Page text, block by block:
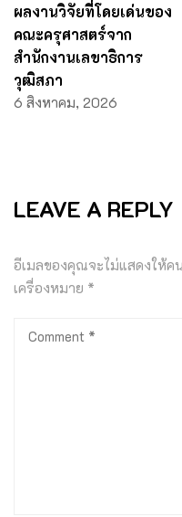
ผลงานวิจัยที่โดยเด่นของ
คณะครุศาสตร์จาก
สำนักงานเลขาธิการ
วุฒิสภา
6 สิงหาคม, 2026
LEAVE A REPLY
อีเมลของคุณจะไม่แสดงให้ค
เครื่องหมาย *